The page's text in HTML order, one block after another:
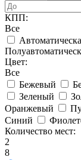
КПП:
Все
Цвет:
Все
Бежевый
Зеленый
Оранжевый
Синий
Количество мест:
2
8